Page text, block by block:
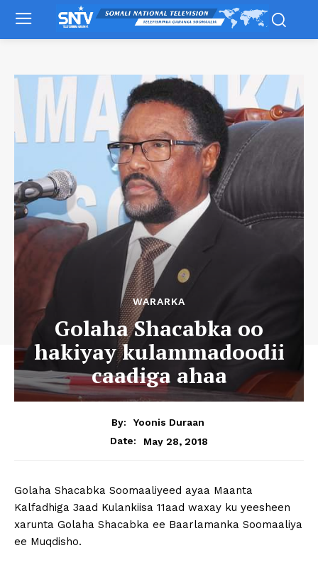
WARARKA
Golaha Shacabka oo
hakiyay kulammadoodii
caadiga ahaa
By:
Yoonis Duraan
Date:
May 28, 2018
Golaha Shacabka Soomaaliyeed ayaa Maanta
Kalfadhiga 3aad Kulankiisa 11aad waxay ku yeesheen
xarunta Golaha Shacabka ee Baarlamanka Soomaaliya
ee Muqdisho.